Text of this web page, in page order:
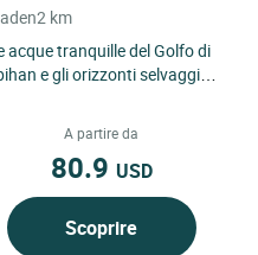
2 km
acque tranquille del Golfo di
e gli orizzonti selvaggi
A partire da
80.9 USD
Scoprire